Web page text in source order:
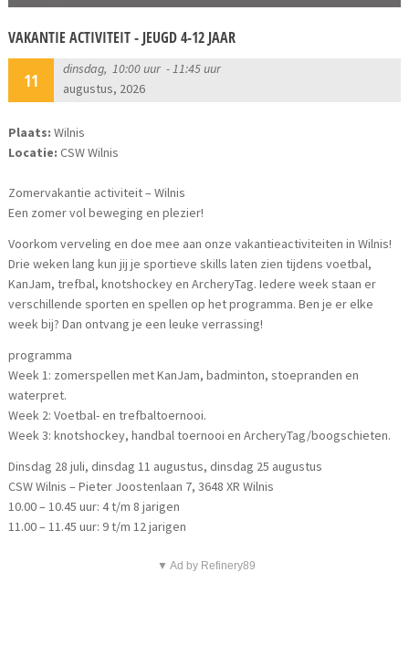
VAKANTIE ACTIVITEIT - JEUGD 4-12 JAAR
11
dinsdag, 10:00 uur - 11:45 uur
augustus, 2026
Plaats: Wilnis
Locatie: CSW Wilnis
Zomervakantie activiteit – Wilnis
Een zomer vol beweging en plezier!
Voorkom verveling en doe mee aan onze vakantieactiviteiten in Wilnis!
Drie weken lang kun jij je sportieve skills laten zien tijdens voetbal,
KanJam, trefbal, knotshockey en ArcheryTag. Iedere week staan er
verschillende sporten en spellen op het programma. Ben je er elke
week bij? Dan ontvang je een leuke verrassing!
programma
Week 1: zomerspellen met KanJam, badminton, stoepranden en
waterpret.
Week 2: Voetbal- en trefbaltoernooi.
Week 3: knotshockey, handbal toernooi en ArcheryTag/boogschieten.
Dinsdag 28 juli, dinsdag 11 augustus, dinsdag 25 augustus
CSW Wilnis – Pieter Joostenlaan 7, 3648 XR Wilnis
10.00 – 10.45 uur: 4 t/m 8 jarigen
11.00 – 11.45 uur: 9 t/m 12 jarigen
▼ Ad by Refinery89